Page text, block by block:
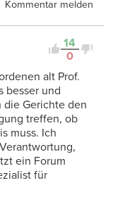
Kommentar melden
14
0
alt Prof.
besser und
die Gerichte den
treffen, ob
muss. Ich
ein Forum
für